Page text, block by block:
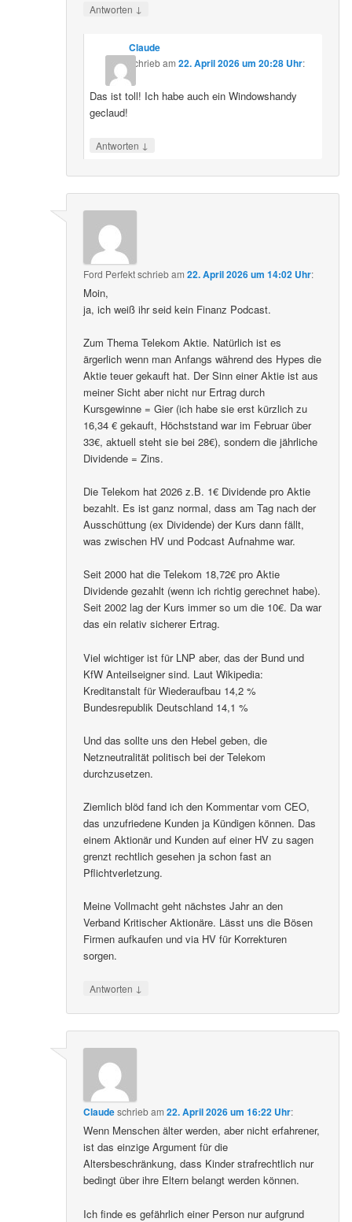
Antworten ↓
Claude
schriebam 22. April 2026 um 20:28 Uhr:
Das ist toll! Ich habe auch ein Windowshandy
geclaud!
Antworten ↓
Ford Perfektschriebam22. April 2026 um 14:02 Uhr:
Moin,
ja, ich weiß ihr seid kein Finanz Podcast.
Zum Thema Telekom Aktie. Natürlich ist es
ärgerlich wenn man Anfangs während des Hypes die
Aktie teuer gekauft hat. Der Sinn einer Aktie ist aus
meiner Sicht aber nicht nur Ertrag durch
Kursgewinne = Gier (ich habe sie erst kürzlich zu
16,34 € gekauft, Höchststand war im Februar über
33€, aktuell steht sie bei 28€), sondern die jährliche
Dividende = Zins.
Die Telekom hat 2026 z.B. 1€ Dividende pro Aktie
bezahlt. Es ist ganz normal, dass am Tag nach der
Ausschüttung (ex Dividende) der Kurs dann fällt,
was zwischen HV und Podcast Aufnahme war.
Seit 2000 hat die Telekom 18,72€ pro Aktie
Dividende gezahlt (wenn ich richtig gerechnet habe).
Seit 2002 lag der Kurs immer so um die 10€. Da war
das ein relativ sicherer Ertrag.
Viel wichtiger ist für LNP aber, das der Bund und
KfW Anteilseigner sind. Laut Wikipedia:
Kreditanstalt für Wiederaufbau 14,2 %
Bundesrepublik Deutschland 14,1 %
Und das sollte uns den Hebel geben, die
Netzneutralität politisch bei der Telekom
durchzusetzen.
Ziemlich blöd fand ich den Kommentar vom CEO,
das unzufriedene Kunden ja Kündigen können. Das
einem Aktionär und Kunden auf einer HV zu sagen
grenzt rechtlich gesehen ja schon fast an
Pflichtverletzung.
Meine Vollmacht geht nächstes Jahr an den
Verband Kritischer Aktionäre. Lässt uns die Bösen
Firmen aufkaufen und via HV für Korrekturen
sorgen.
Antworten ↓
Claudeschriebam22. April 2026 um 16:22 Uhr:
Wenn Menschen älter werden, aber nicht erfahrener,
ist das einzige Argument für die
Altersbeschränkung, dass Kinder strafrechtlich nur
bedingt über ihre Eltern belangt werden können.
Ich finde es gefährlich einer Person nur aufgrund